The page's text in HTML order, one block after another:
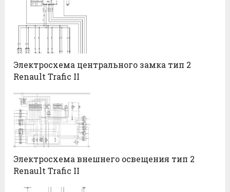
Электросхема центрального замка тип 2
Renault Trafic II
Электросхема внешнего освещения тип 2
Renault Trafic II